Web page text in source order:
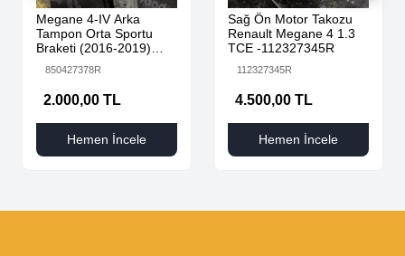
Megane 4-IV Arka
Tampon Orta Sportu
Braketi (2016-2019)
Mais
850427378R
2.000,00 TL
Hemen İncele
Sağ Ön Motor Takozu
Renault Megane 4 1.3
TCE -112327345R
112327345R
4.500,00 TL
Hemen İncele